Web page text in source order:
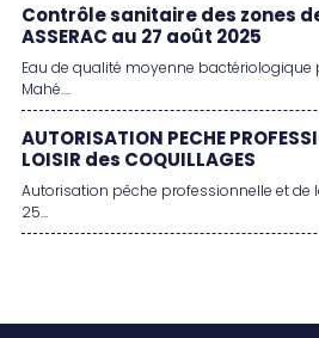
Contrôle sanitaire des zones
ASSERAC au 27 août 2025
Eau de qualité moyenne
Mahé....
AUTORISATION PECHE
LOISIR des COQUILLAGES
Autorisation pêche professionnelle et de
25...